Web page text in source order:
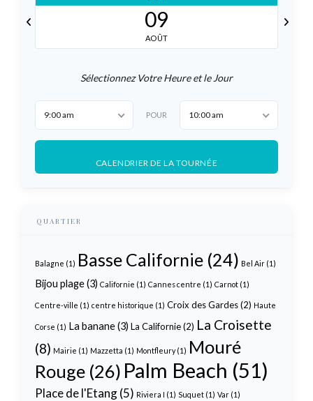
09
AOÛT
Sélectionnez Votre Heure et le Jour
9:00 am POUR 10:00 am
CALENDRIER DE LA TOURNÉE
QUARTIER
Balagne (1) Basse Californie (24) Bel Air (1)
Bijou plage(3) Californie (1) Cannes centre (1) Carnot (1)
Centre-ville (1) centre historique (1) Croix des Gardes(2) Haute
Corse (1) La banane(3) La Californie(2) La Croisette
(8) Mairie (1) Mazzetta (1) Montfleury(1) Mouré
Rouge (26) Palm Beach (51)
Place de l'Etang(5) Riviera I (1) Suquet (1) Var (1)